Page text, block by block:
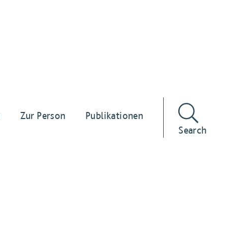
Zur Person
Publikationen
Search